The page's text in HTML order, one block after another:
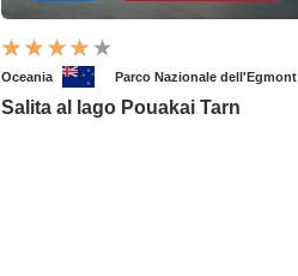
Oceania Parco Nazionale dell'Egmont
Salita al lago Pouakai Tarn